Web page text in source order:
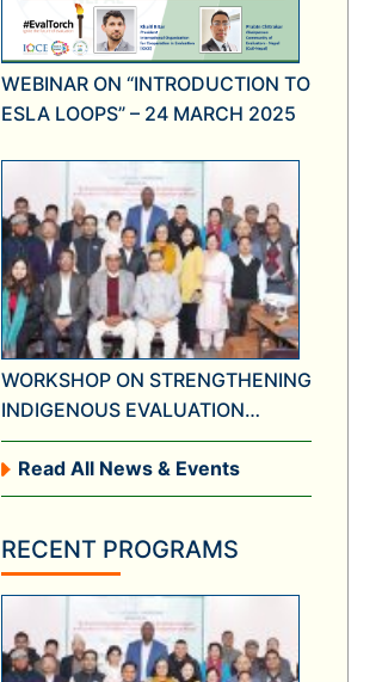
WEBINAR ON “INTRODUCTION TO
ESLA LOOPS” – 24 MARCH 2025
WORKSHOP ON STRENGTHENING
INDIGENOUS EVALUATION
PRACTICES IN NEPAL AND
FORMATION OF NATIONAL
NETWORK FOR EVALUATION IN
Read All News & Events
RECENT PROGRAMS